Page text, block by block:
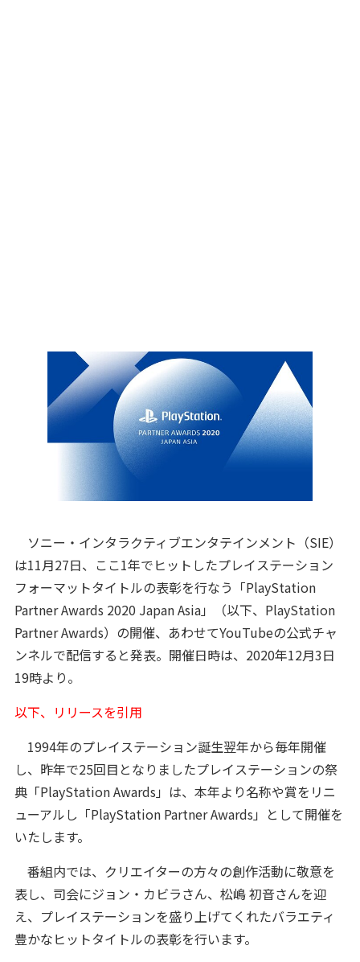
ソニー・インタラクティブエンタテインメント（SIE）
は11月27日、ここ1年でヒットしたプレイステーション
フォーマットタイトルの表彰を行なう「PlayStation
Partner Awards 2020 Japan Asia」（以下、PlayStation
Partner Awards）の開催、あわせてYouTubeの公式チャ
ンネルで配信すると発表。開催日時は、2020年12月3日
19時より。
以下、リリースを引用
1994年のプレイステーション誕生翌年から毎年開催
し、昨年で25回目となりましたプレイステーションの祭
典「PlayStation Awards」は、本年より名称や賞をリニ
ューアルし「PlayStation Partner Awards」として開催を
いたします。
番組内では、クリエイターの方々の創作活動に敬意を
表し、司会にジョン・カビラさん、松嶋 初音さんを迎
え、プレイステーションを盛り上げてくれたバラエティ
豊かなヒットタイトルの表彰を行います。